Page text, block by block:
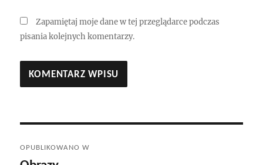
Zapamiętaj moje dane w tej przeglądarce podczas
pisania kolejnych komentarzy.
wpisu
OPUBLIKOWANO W